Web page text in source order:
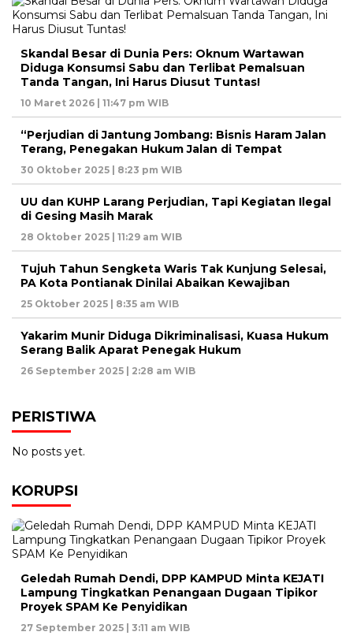
Skandal Besar di Dunia Pers: Oknum Wartawan
Diduga Konsumsi Sabu dan Terlibat Pemalsuan
Tanda Tangan, Ini Harus Diusut Tuntas!
10 Maret 2026 | 11:47 pm WIB
“Perjudian di Jantung Jombang: Bisnis Haram Jalan
Terang, Penegakan Hukum Jalan di Tempat
30 Oktober 2025 | 8:23 pm WIB
UU dan KUHP Larang Perjudian, Tapi Kegiatan Ilegal
di Gesing Masih Marak
28 Oktober 2025 | 11:29 am WIB
Tujuh Tahun Sengketa Waris Tak Kunjung Selesai,
PA Kota Pontianak Dinilai Abaikan Kewajiban
25 Oktober 2025 | 8:35 am WIB
Yakarim Munir Diduga Dikriminalisasi, Kuasa Hukum
Serang Balik Aparat Penegak Hukum
26 September 2025 | 2:28 am WIB
PERISTIWA
No posts yet.
KORUPSI
Geledah Rumah Dendi, DPP KAMPUD Minta KEJATI
Lampung Tingkatkan Penangaan Dugaan Tipikor
Proyek SPAM Ke Penyidikan
27 September 2025 | 3:11 am WIB